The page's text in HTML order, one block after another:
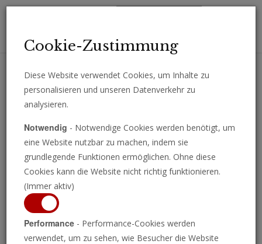
Erhalten Sie wichtige Analysen, Kommentare und Nachrichten
Programm ansehen
Cookie-Zustimmung
Diese Website verwendet Cookies, um Inhalte zu
personalisieren und unseren Datenverkehr zu
analysieren.
Notwendig - Notwendige Cookies werden benötigt, um
eine Website nutzbar zu machen, indem sie
grundlegende Funktionen ermöglichen. Ohne diese
Cookies kann die Website nicht richtig funktionieren.
(Immer aktiv)
Performance - Performance-Cookies werden
verwendet, um zu sehen, wie Besucher die Website